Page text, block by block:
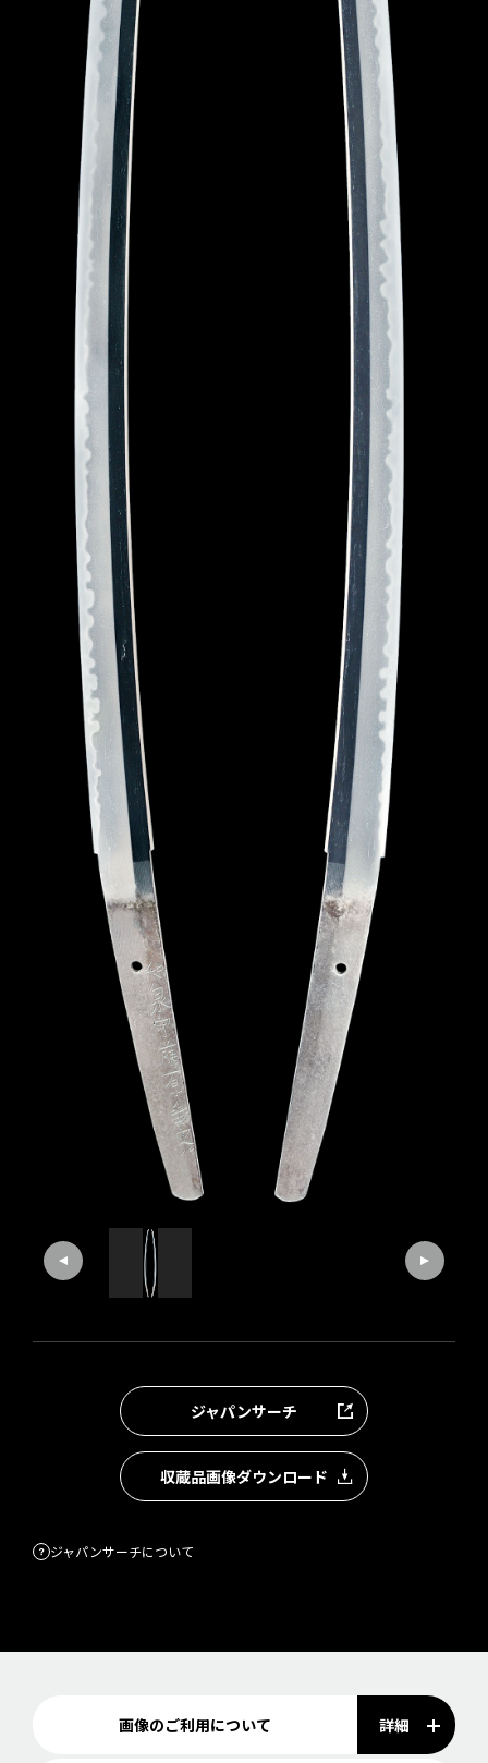
ジャパンサーチ
収蔵品画像ダウンロード
ジャパンサーチについて
画像のご利用について 詳細